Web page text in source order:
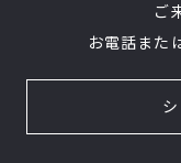
ご
お電話また